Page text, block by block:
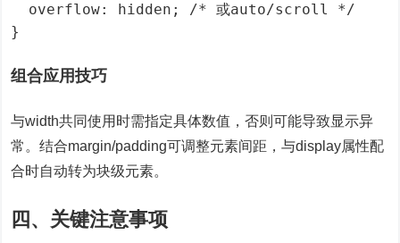
  overflow: hidden; /* 或auto/scroll */
}
组合应用技巧
与width共同使用时需指定具体数值，否则可能导致显示异
常。结合margin/padding可调整元素间距，与display属性配
合时自动转为块级元素。
四、关键注意事项